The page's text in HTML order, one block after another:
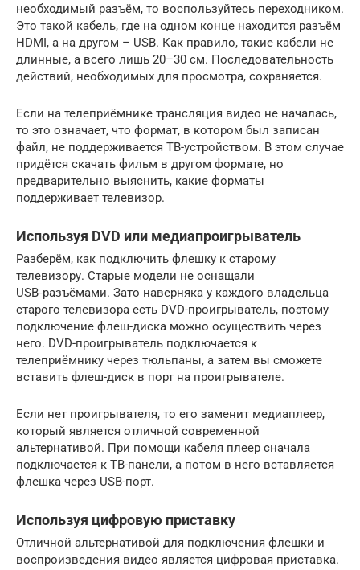
необходимый разъём, то воспользуйтесь переходником.
Это такой кабель, где на одном конце находится разъём
HDMI, а на другом – USB. Как правило, такие кабели не
длинные, а всего лишь 20–30 см. Последовательность
действий, необходимых для просмотра, сохраняется.
Если на телеприёмнике трансляция видео не началась,
то это означает, что формат, в котором был записан
файл, не поддерживается ТВ-устройством. В этом случае
придётся скачать фильм в другом формате, но
предварительно выяснить, какие форматы
поддерживает телевизор.
Используя DVD или медиапроигрыватель
Разберём, как подключить флешку к старому
телевизору. Старые модели не оснащали
USB‑разъёмами. Зато наверняка у каждого владельца
старого телевизора есть DVD-проигрыватель, поэтому
подключение флеш-диска можно осуществить через
него. DVD-проигрыватель подключается к
телеприёмнику через тюльпаны, а затем вы сможете
вставить флеш-диск в порт на проигрывателе.
Если нет проигрывателя, то его заменит медиаплеер,
который является отличной современной
альтернативой. При помощи кабеля плеер сначала
подключается к ТВ-панели, а потом в него вставляется
флешка через USB-порт.
Используя цифровую приставку
Отличной альтернативой для подключения флешки и
воспроизведения видео является цифровая приставка.